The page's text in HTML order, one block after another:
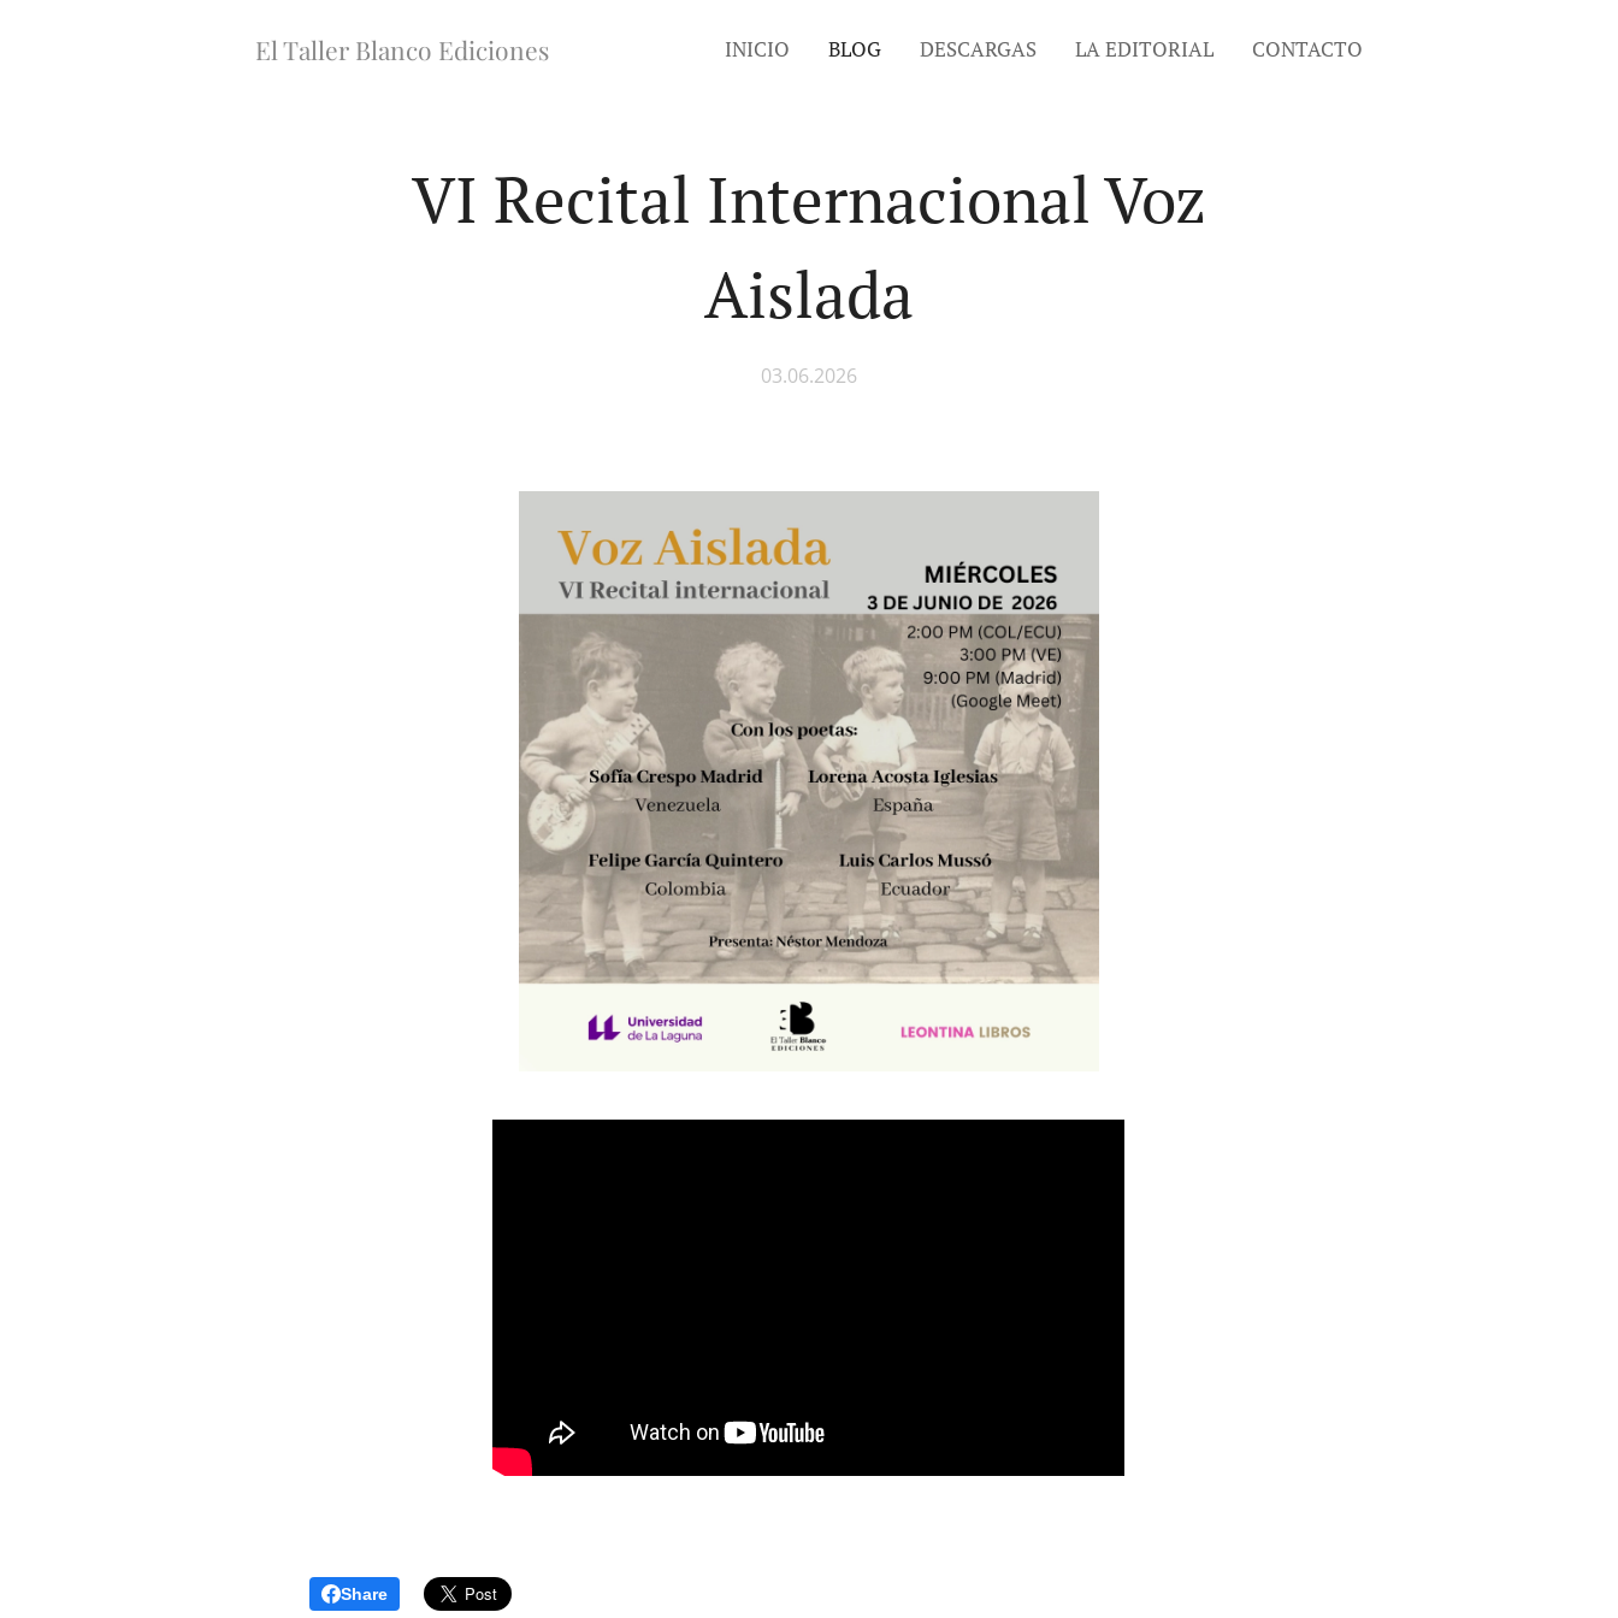
El Taller Blanco Ediciones INICIO BLOG DESCARGAS LA EDITORIAL CONTACTO
VI Recital Internacional Voz
Aislada
03.06.2026
Share